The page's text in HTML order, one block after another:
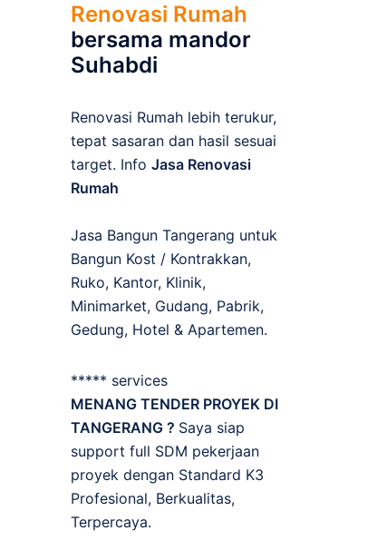
Renovasi Rumah
bersama mandor
Suhabdi
Renovasi Rumah lebih terukur,
tepat sasaran dan hasil sesuai
target. Info Jasa Renovasi
Rumah
Jasa Bangun Tangerang untuk
Bangun Kost / Kontrakkan,
Ruko, Kantor, Klinik,
Minimarket, Gudang, Pabrik,
Gedung, Hotel & Apartemen.
***** services
MENANG TENDER PROYEK DI
TANGERANG ? Saya siap
support full SDM pekerjaan
proyek dengan Standard K3
Profesional, Berkualitas,
Terpercaya.